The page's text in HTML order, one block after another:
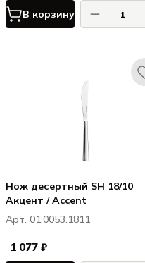
В корзину
Нож десертный SH 18/10
Акцент / Accent
Арт. 01.0053.1811
1 077 ₽